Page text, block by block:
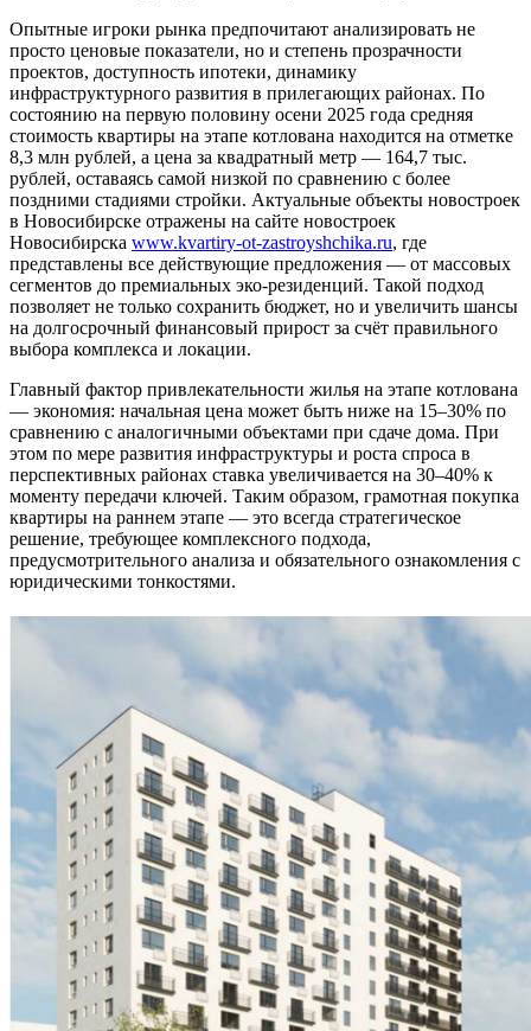
Опытные игроки рынка предпочитают анализировать не
просто ценовые показатели, но и степень прозрачности
проектов, доступность ипотеки, динамику
инфраструктурного развития в прилегающих районах. По
состоянию на первую половину осени 2025 года средняя
стоимость квартиры на этапе котлована находится на отметке
8,3 млн рублей, а цена за квадратный метр — 164,7 тыс.
рублей, оставаясь самой низкой по сравнению с более
поздними стадиями стройки. Актуальные объекты новостроек
в Новосибирске отражены на сайте новостроек
Новосибирска www.kvartiry-ot-zastroyshchika.ru, где
представлены все действующие предложения — от массовых
сегментов до премиальных эко-резиденций. Такой подход
позволяет не только сохранить бюджет, но и увеличить шансы
на долгосрочный финансовый прирост за счёт правильного
выбора комплекса и локации.
Главный фактор привлекательности жилья на этапе котлована
— экономия: начальная цена может быть ниже на 15–30% по
сравнению с аналогичными объектами при сдаче дома. При
этом по мере развития инфраструктуры и роста спроса в
перспективных районах ставка увеличивается на 30–40% к
моменту передачи ключей. Таким образом, грамотная покупка
квартиры на раннем этапе — это всегда стратегическое
решение, требующее комплексного подхода,
предусмотрительного анализа и обязательного ознакомления с
юридическими тонкостями.